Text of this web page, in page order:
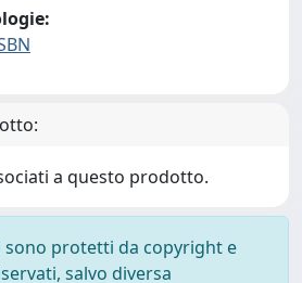
a questo prodotto.
sono protetti da copyright e
salvo diversa